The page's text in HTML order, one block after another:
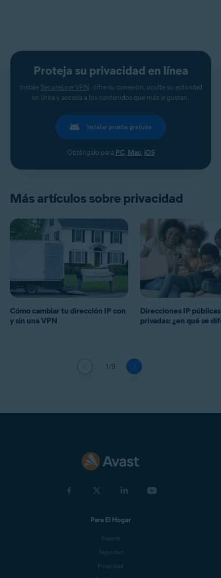
Proteja su privacidad en línea
Instale SecureLine VPN , cifre su conexión, oculte su actividad
en línea y acceda a los contenidos que más le gustan.
Instalar prueba gratuita
Obténgalo para PC, Mac, iOS
Más artículos sobre privacidad
1/9
Cómo cambiar tu dirección IP con
y sin una VPN
Direcciones IP
privadas: ¿en qué se
Para El Hogar
Soporte
Seguridad
Privacidad